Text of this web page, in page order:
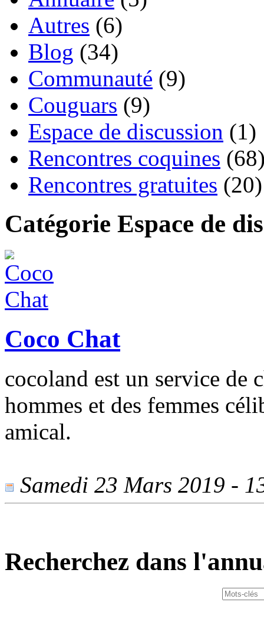
Autres (6)
Blog (34)
Communauté (9)
Couguars (9)
Espace de discussion (1)
Rencontres coquines
Rencontres gratuites (20)
Catégorie Espace de
Coco Chat
cocoland est un service de
hommes et des femmes
amical.
Samedi 23 Mars 2019 -
Recherchez dans